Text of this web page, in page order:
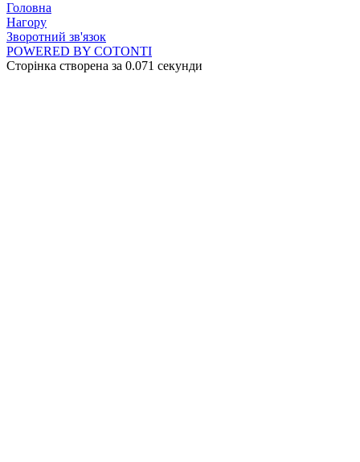
Головна
Нагору
Зворотний зв'язок
POWERED BY COTONTI
Сторінка створена за 0.071 секунди